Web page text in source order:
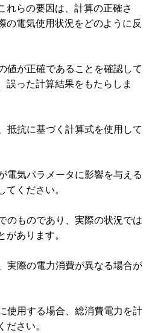
れらの要因は、計算の正確さ
の電気使用状況をどのように反
値が正確であることを確認して
誤った計算結果をもたらしま
抵抗に基づく計算式を使用して
電気パラメータに影響を与える
ください。
のものであり、実際の状況では
あります。
実際の電力消費が異なる場合が
使用する場合、総消費電力を計
さい。